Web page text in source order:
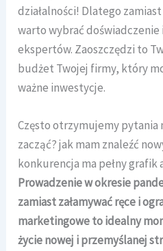
działalności! Dlatego
warto wybrać
ekspertów. Zaoszczędzi to
budżet Twojej firmy, który
ważne inwestycje.
Często otrzymujemy pytania
zacząć? jak mam znaleźć
konkurencja ma pełny grafik
Prowadzenie w okresie
zamiast załamywać ręce i
marketingowe to idealny
życie nowej i przemyślanej